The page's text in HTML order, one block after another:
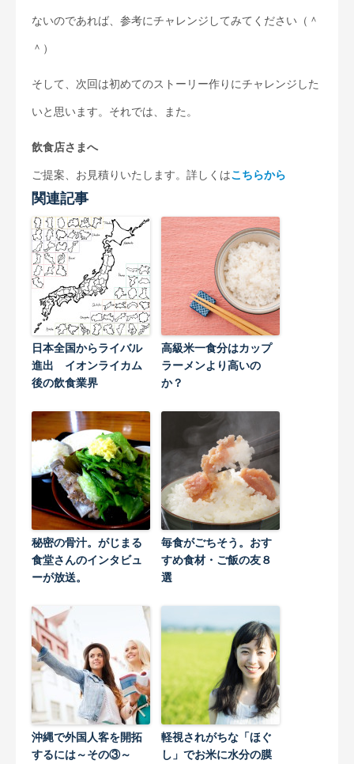
ないのであれば、参考にチャレンジしてみてください（＾
＾）
そして、次回は初めてのストーリー作りにチャレンジした
いと思います。それでは、また。
飲食店さまへ
ご提案、お見積りいたします。詳しくはこちらから
関連記事
日本全国からライバル
進出 イオンライカム
後の飲食業界
高級米一食分はカップ
ラーメンより高いの
か？
秘密の骨汁。がじまる
食堂さんのインタビュ
ーが放送。
毎食がごちそう。おす
すめ食材・ご飯の友８
選
沖縄で外国人客を開拓
するには～その③～
軽視されがちな「ほぐ
し」でお米に水分の膜